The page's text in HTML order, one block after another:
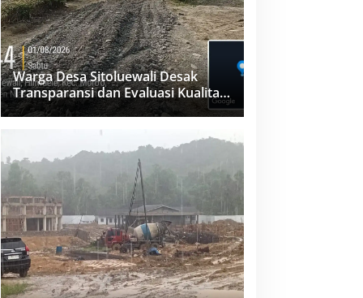
Warga Desa Sitoluewali Desak
Transparansi dan Evaluasi Kualitas
Proyek Jalan, Diduga Minim